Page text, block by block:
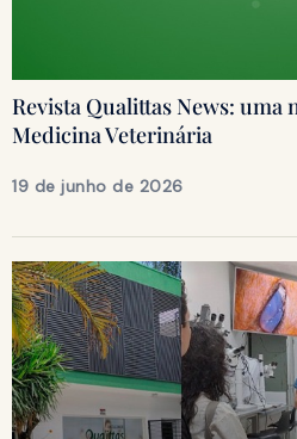
Revista Qualittas News: uma
Medicina Veterinária
19 de junho de 2026